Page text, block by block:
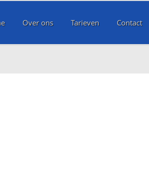
Over ons Tarieven Contact